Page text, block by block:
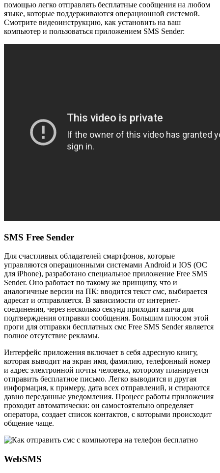
помощью легко отправлять бесплатные сообщения на любом
языке, которые поддерживаются операционной системой.
Смотрите видеоинструкцию, как установить на ваш
компьютер и пользоваться приложением SMS Sender:
SMS Free Sender
Для счастливых обладателей смартфонов, которые
управляются операционными системами Android и IOS (ОС
для iPhone), разработано специальное приложение Free SMS
Sender. Оно работает по такому же принципу, что и
аналогичные версии на ПК: вводится текст смс, выбирается
адресат и отправляется. В зависимости от интернет-
соединения, через несколько секунд приходит капча для
подтверждения отправки сообщения. Большим плюсом этой
проги для отправки бесплатных смс Free SMS Sender является
полное отсутствие рекламы.
Интерфейс приложения включает в себя адресную книгу,
которая выводит на экран имя, фамилию, телефонный номер
и адрес электронной почты человека, которому планируется
отправить бесплатное письмо. Легко выводится и другая
информация, к примеру, дата всех отправлений, и стираются
давно переданные уведомления. Процесс работы приложения
проходит автоматически: он самостоятельно определяет
оператора, создает список контактов, с которыми происходит
общение чаще.
WebSMS